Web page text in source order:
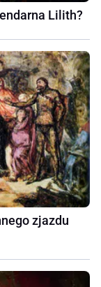
Lilith?
zjazdu